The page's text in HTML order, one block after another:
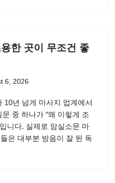
한 곳이 무조건 좋
6, 2026
10년 넘게 마사지 업계에서
중 하나가 “왜 이렇게 조
니다. 실제로 암실소문 마
은 대부분 방음이 잘 된 독